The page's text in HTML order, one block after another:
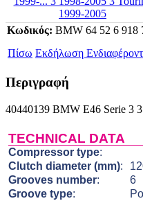
Κωδικός: BMW 64 52 6 918
Πίσω Εκδήλωση
Περιγραφή
40440139 BMW E46 Serie 3
TECHNICAL DATA
Compressor type:
Clutch diameter (mm):
Grooves number:
6
Groove type: